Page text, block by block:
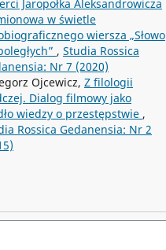
Jaropołka Aleksandrowicza
w świetle
wiersza „Słowo
, Studia Rossica
Nr 7 (2020)
Ojcewicz, Z filologii
Dialog filmowy jako
wiedzy o przestępstwie ,
Rossica Gedanensia: Nr 2